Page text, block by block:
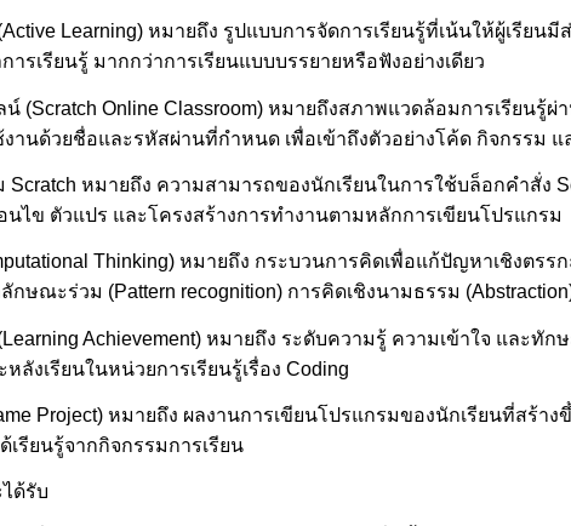
Learning) หมายถึง รูปแบบการจัดการเรียนรู้ที่เน้นให้ผู้เรีย
รเรียนรู้ มากกว่าการเรียนแบบบรรยายหรือฟังอย่างเดียว
น์ (Scratch Online Classroom) หมายถึงสภาพแวดล้อมการเรียนรู้
งานด้วยชื่อและรหัสผ่านที่กำหนด เพื่อเข้าถึงตัวอย่างโค้ด กิจกรรม
Scratch หมายถึง ความสามารถของนักเรียนในการใช้บล็อกคำสั่ง
นไข ตัวแปร และโครงสร้างการทำงานตามหลักการเขียนโปรแกรม
Thinking) หมายถึง กระบวนการคิดเพื่อแก้ปัญหาเชิงตร
กษณะร่วม (Pattern recognition) การคิดเชิงนามธรรม
Achievement) หมายถึง ระดับความรู้ ความเข้าใจ และทั
ลังเรียนในหน่วยการเรียนรู้เรื่อง Coding
Project) หมายถึง ผลงานการเขียนโปรแกรมของนักเรียนที่สร้า
รียนรู้จากกิจกรรมการเรียน
ด้รับ